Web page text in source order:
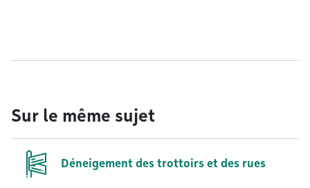
Sur le même sujet
Déneigement des trottoirs et des rues